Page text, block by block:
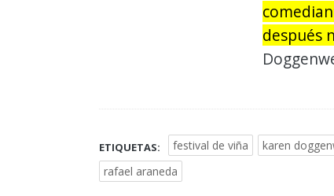
después
ETIQUETAS: festival de viña karen
rafael araneda